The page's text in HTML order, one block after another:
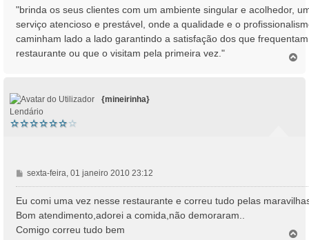
e
m
"brinda os seus clientes com um ambiente singular e acolhedor,
serviço atencioso e prestável, onde a qualidade e o
caminham lado a lado garantindo a satisfação dos que
restaurante ou que o visitam pela primeira vez."
{mineirinha}
Lendário
M
e
n
g
sexta-feira, 01 janeiro 2010 23:12
Eu comi uma vez nesse restaurante e correu tudo pelas
Bom atendimento,adorei a comida,não demoraram..
Comigo correu tudo bem